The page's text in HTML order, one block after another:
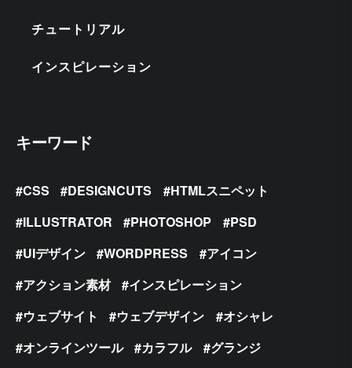
チュートリアル
インスピレーション
キーワード
CSS DESIGNCUTS
HTMLスニペット
ILLUSTRATOR
PHOTOSHOP
PSD
UIデザイン
WORDPRESS
アイコン
アクション素材
インスピレーション
ウェブサイト
ウェブデザイン
オシャレ
オンラインツール
カラフル
グランジ